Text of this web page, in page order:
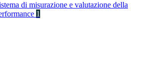
di misurazione e valutazione della
1